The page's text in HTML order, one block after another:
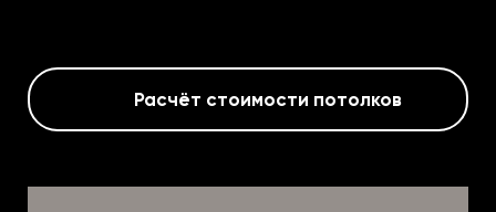
Расчёт стоимости потолков